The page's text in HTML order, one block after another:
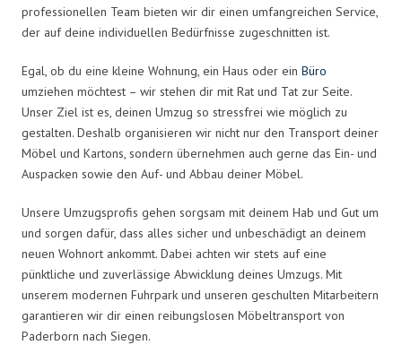
professionellen Team bieten wir dir einen umfangreichen Service,
der auf deine individuellen Bedürfnisse zugeschnitten ist.
Egal, ob du eine kleine Wohnung, ein Haus oder ein Büro
umziehen möchtest – wir stehen dir mit Rat und Tat zur Seite.
Unser Ziel ist es, deinen Umzug so stressfrei wie möglich zu
gestalten. Deshalb organisieren wir nicht nur den Transport deiner
Möbel und Kartons, sondern übernehmen auch gerne das Ein- und
Auspacken sowie den Auf- und Abbau deiner Möbel.
Unsere Umzugsprofis gehen sorgsam mit deinem Hab und Gut um
und sorgen dafür, dass alles sicher und unbeschädigt an deinem
neuen Wohnort ankommt. Dabei achten wir stets auf eine
pünktliche und zuverlässige Abwicklung deines Umzugs. Mit
unserem modernen Fuhrpark und unseren geschulten Mitarbeitern
garantieren wir dir einen reibungslosen Möbeltransport von
Paderborn nach Siegen.